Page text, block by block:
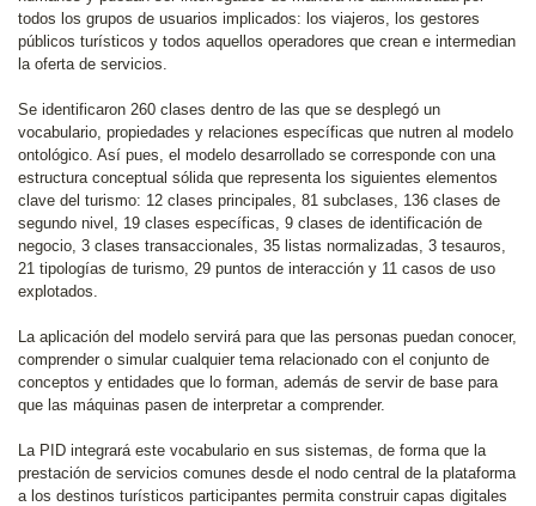
todos los grupos de usuarios implicados: los viajeros, los gestores
públicos turísticos y todos aquellos operadores que crean e intermedian
la oferta de servicios.
Se identificaron 260 clases dentro de las que se desplegó un
vocabulario, propiedades y relaciones específicas que nutren al modelo
ontológico. Así pues, el modelo desarrollado se corresponde con una
estructura conceptual sólida que representa los siguientes elementos
clave del turismo: 12 clases principales, 81 subclases, 136 clases de
segundo nivel, 19 clases específicas, 9 clases de identificación de
negocio, 3 clases transaccionales, 35 listas normalizadas, 3 tesauros,
21 tipologías de turismo, 29 puntos de interacción y 11 casos de uso
explotados.
La aplicación del modelo servirá para que las personas puedan conocer,
comprender o simular cualquier tema relacionado con el conjunto de
conceptos y entidades que lo forman, además de servir de base para
que las máquinas pasen de interpretar a comprender.
La PID integrará este vocabulario en sus sistemas, de forma que la
prestación de servicios comunes desde el nodo central de la plataforma
a los destinos turísticos participantes permita construir capas digitales